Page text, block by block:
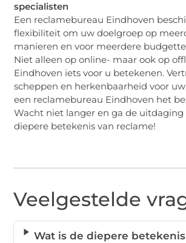
specialisten
Een reclamebureau Eindhoven
flexibiliteit om uw doelgroep op
manieren en voor meerdere
Niet alleen op online- maar ook op
Eindhoven iets voor u betekenen.
scheppen en herkenbaarheid voor
een reclamebureau Eindhoven het
Wacht niet langer en ga de uitdaging
diepere betekenis van reclame!
Veelgestelde
Wat is de diepere